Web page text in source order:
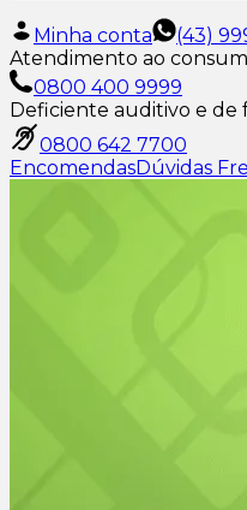
Minha conta
(43)
Atendimento ao
0800 400 9999
Deficiente auditivo e de
0800 642 7700
EncomendasDúvidas